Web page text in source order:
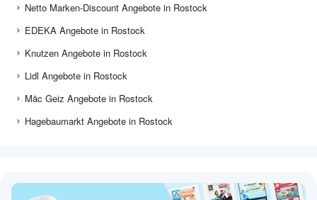
Netto Marken-Discount Angebote in Rostock
EDEKA Angebote in Rostock
Knutzen Angebote in Rostock
Lidl Angebote in Rostock
Mäc Geiz Angebote in Rostock
Hagebaumarkt Angebote in Rostock